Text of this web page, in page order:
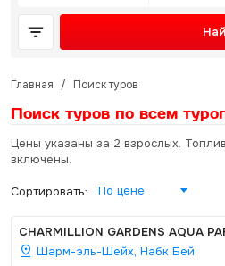
Главная / Поиск туров
Поиск туров по всем
Цены указаны за 2 взрослых.
включены.
Сортировать: По цене
CHARMILLION GARDENS AQUA
Шарм-эль-Шейх, Набк Бей